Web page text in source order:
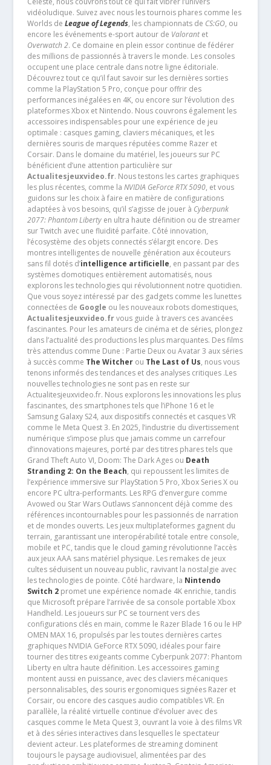
vidéoludique. Suivez avec nous les tournois phares comme les
Worlds de League of Legends, les championnats de CS:GO, ou
encore les événements e-sport autour de Valorantet
Overwatch 2. Ce domaine en plein essor continue de fédérer
des millions de passionnés à travers le monde. Les consoles
occupent une place centrale dans notre ligne éditoriale.
Découvrez tout ce qu’il faut savoir sur les dernières sorties
comme la PlayStation 5 Pro, conçue pour offrir des
performances inégalées en 4K, ou encore sur l’évolution des
plateformes Xbox et Nintendo. Nous couvrons également les
accessoires indispensables pour une expérience de jeu
optimale : casques gaming, claviers mécaniques, et les
dernières souris de marques réputées comme Razer et
Corsair. Dans le domaine du matériel, les joueurs sur PC
bénéficient d’une attention particulière sur
Actualitesjeuxvideo.fr. Nous testons les cartes graphiques
les plus récentes, comme la NVIDIA GeForce RTX 5090, et vous
guidons sur les choix à faire en matière de configurations
adaptées à vos besoins, qu’il s’agisse de jouer à Cyberpunk
2077: Phantom Libertyen ultra haute définition ou de streamer
sur Twitch avec une fluidité parfaite. Côté innovation,
l’écosystème des objets connectés s’élargit encore. Des
montres intelligentes de nouvelle génération aux écouteurs
sans fil dotés d’intelligence artificielle, en passant par des
systèmes domotiques entièrement automatisés, nous
explorons les technologies qui révolutionnent notre quotidien.
Que vous soyez intéressé par des gadgets comme les lunettes
connectées de Google ou les nouveaux robots domestiques,
Actualitesjeuxvideo.frvous guide à travers ces avancées
fascinantes. Pour les amateurs de cinéma et de séries, plongez
dans l’actualité des productions les plus marquantes. Des films
très attendus comme Dune : Partie Deux ou Avatar 3 aux séries
à succès comme The Witcherou The Last of Us, nous vous
tenons informés des tendances et des analyses critiques .Les
nouvelles technologies ne sont pas en reste sur
Actualitesjeuxvideo.fr. Nous explorons les innovations les plus
fascinantes, des smartphones tels que l’iPhone 16 et le
Samsung Galaxy S24, aux dispositifs connectés et casques VR
comme le Meta Quest 3. En 2025, l’industrie du divertissement
numérique s’impose plus que jamais comme un carrefour
d’innovations majeures, porté par des titres phares tels que
Grand Theft Auto VI, Doom: The Dark Ages ou Death
Stranding 2: On the Beach, qui repoussent les limites de
l’expérience immersive sur PlayStation 5 Pro, Xbox Series X ou
encore PC ultra-performants. Les RPG d’envergure comme
Avowed ou Star Wars Outlaws s’annoncent déjà comme des
références incontournables pour les passionnés de narration
et de mondes ouverts. Les jeux multiplateformes gagnent du
terrain, garantissant une interopérabilité totale entre console,
mobile et PC, tandis que le cloud gaming révolutionne l’accès
aux jeux AAA sans matériel physique. Les remakes de jeux
cultes séduisent un nouveau public, ravivant la nostalgie avec
les technologies de pointe. Côté hardware, la Nintendo
Switch 2promet une expérience nomade 4K enrichie, tandis
que Microsoft prépare l’arrivée de sa console portable Xbox
Handheld. Les joueurs sur PC se tournent vers des
configurations clés en main, comme le Razer Blade 16 ou le HP
OMEN MAX 16, propulsés par les toutes dernières cartes
graphiques NVIDIA GeForce RTX 5090, idéales pour faire
tourner des titres exigeants comme Cyberpunk 2077: Phantom
Liberty en ultra haute définition. Les accessoires gaming
montent aussi en puissance, avec des claviers mécaniques
personnalisables, des souris ergonomiques signées Razer et
Corsair, ou encore des casques audio compatibles VR. En
parallèle, la réalité virtuelle continue d’évoluer avec des
casques comme le Meta Quest 3, ouvrant la voie à des films VR
et à des séries interactives dans lesquelles le spectateur
devient acteur. Les plateformes de streaming dominent
toujours le paysage audiovisuel, alimentées par des